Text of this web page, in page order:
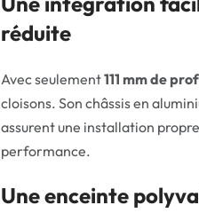
réduite
Avec seulement111 mm de
cloisons. Son châssis en
assurent une installation
performance.
Une enceinte